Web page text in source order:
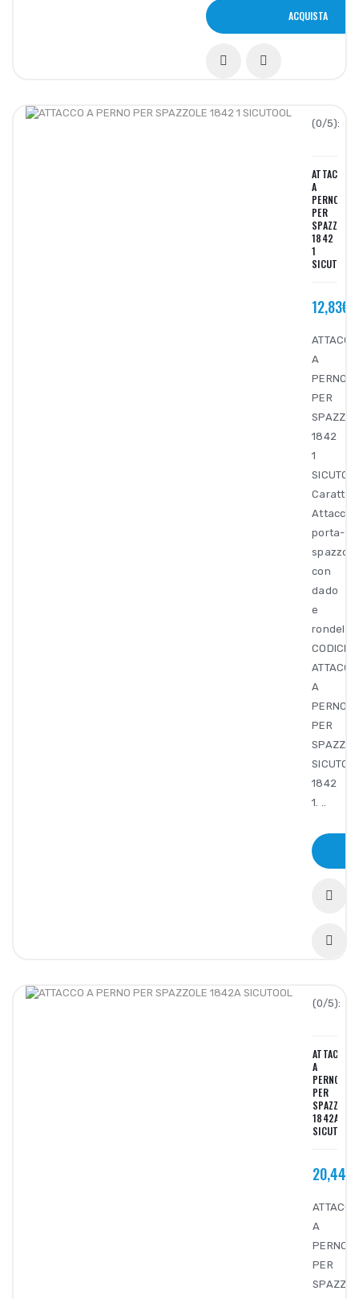
ACQUISTA
(0/5):
ATTACCO
A
PERNO
PER
SPAZZOLE
1842
1
SICUTOOL
12,83€
ATTACCO
A
PERNO
PER
1842
1
Attacco
porta-
spazzole
con
dado
e
rondelle.
CODICE
ATTACCO
A
PERNO
PER
1842
1. ..
(0/5):
ATTACCO
A
PERNO
PER
SPAZZOLE
1842A
SICUTOOL
20,44€
ATTACCO
A
PERNO
PER